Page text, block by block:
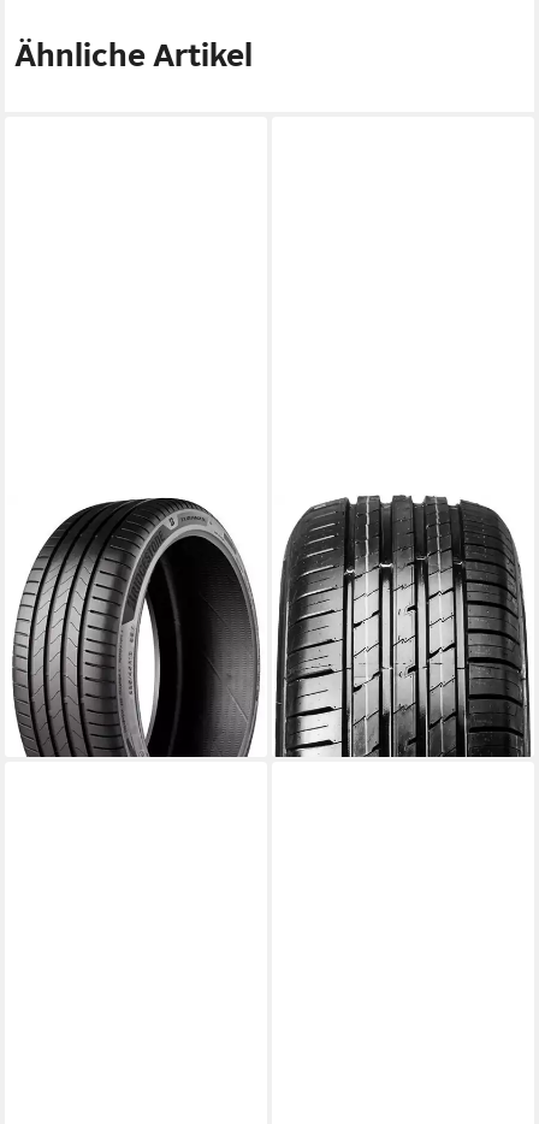
Ähnliche Artikel
BRIDGESTONE
Bridgestone Sommerreifen
BRIDGESTONE
Kraftstoffeffizienz
Produktdatenblatt
Nasshaftung
Produktdatenblatt
ab 142,99 €
lieferbar - in 4-5 Werktagen bei dir
IMPERIAL
IMPERIAL Sommerreifen
IMPERIAL, in verschiedenen
Ausführungen erhältlich
Kraftstoffeffizienz
Produktdatenblatt
Nasshaftung
Produktdatenblatt
ab 84,99 €
lieferbar - in 4-5 Werktagen bei dir